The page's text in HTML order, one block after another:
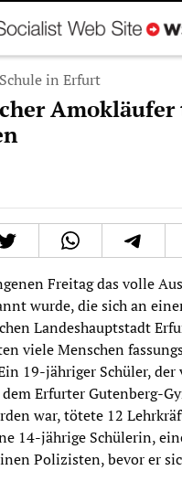
in Erfurt
Freitag das volle
wurde, die sich an
Landeshauptstadt
viele Menschen
19-jähriger Schüler,
Erfurter Gutenberg-
war, tötete 12
14-jährige Schülerin,
Polizisten, bevor er